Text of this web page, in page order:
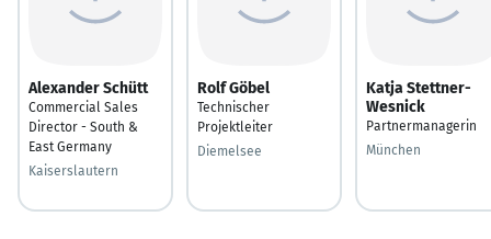
Alexander Schütt
Commercial Sales
Director - South &
East Germany
Kaiserslautern
Rolf Göbel
Technischer
Projektleiter
Diemelsee
Katja Stettner-
Wesnick
Partnermanagerin
München